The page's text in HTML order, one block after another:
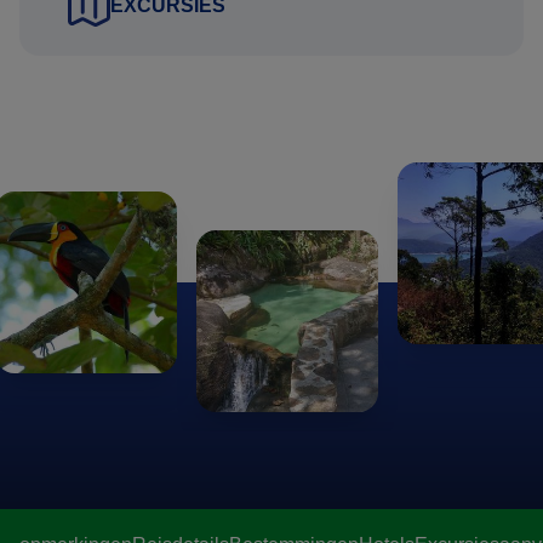
Puur natuur
perfect zijn om te ontspannen. Het zachte geluid van de
beek en watervallen brengt je in een diepe staat van rust.
Het water, rechtstreeks afkomstig uit de bron, is extreem
zuiver en heeft een hoge Boviswaarde (boven 15.000),
wat bijdraagt aan de unieke sfeer van het verblijf.
Hoewel er internet beschikbaar is voor noodzakelijke
communicatie, is Vila Mont geen plek voor digitale
EXCURSIES